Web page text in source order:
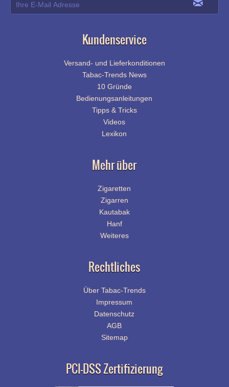
Kundenservice
Versand- und Lieferkonditionen
Tabac-Trends News
10 Gründe
Bedienungsanleitungen
Tipps & Tricks
Videos
Lexikon
Mehr über
Zigaretten
Zigarren
Kautabak
Hanf
Weiteres
Rechtliches
Über Tabac-Trends
Impressum
Datenschutz
AGB
Sitemap
PCI-DSS Zertifizierung